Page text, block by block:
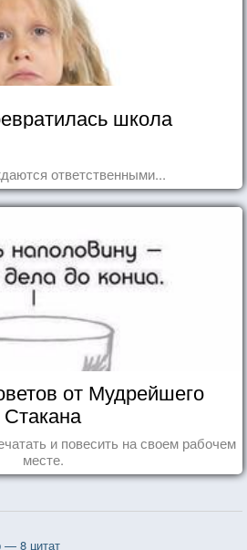
школа
ответственными...
от Мудрейшего
Стакана
и повесить на своем рабочем
месте.
8 цитат